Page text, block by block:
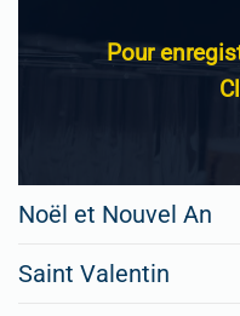
Pour
Noël et Nouvel An
Saint Valentin